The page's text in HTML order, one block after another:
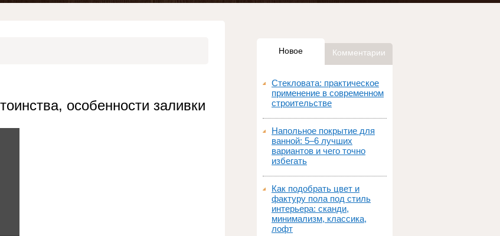
особенности заливки
Новое Комментарии
Стекловата: практическое
применение в современном
строительстве
Напольное покрытие для
ванной: 5–6 лучших
вариантов и чего точно
избегать
Как подобрать цвет и
фактуру пола под стиль
интерьера: сканди,
минимализм, классика,
лофт